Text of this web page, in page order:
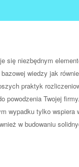
się niezbędnym
wiedzy jak
praktyk
powodzenia Twojej
wypadku tylko wspiera
w budowaniu